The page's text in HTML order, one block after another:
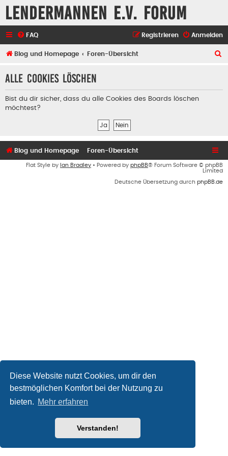
Diese Website nutzt Cookies, um dir den
bestmöglichen Komfort bei der Nutzung zu
bieten. Mehr erfahren
Verstanden!
Lendermannen e.V. Forum
FAQ Anmelden
Registrieren
Blog und Homepage Foren-Übersicht
Alle Cookies löschen
Bist du dir sicher, dass du alle Cookies des Boards löschen
möchtest?
Blog und Homepage Foren-Übersicht
Flat Style by Ian Bradley • Powered by phpBB® Forum Software © phpBB
Limited
Deutsche Übersetzung durch phpBB.de